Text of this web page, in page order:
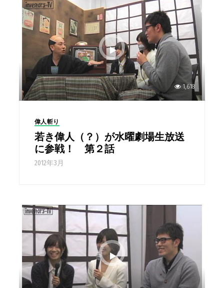
1,618
偉人斬り
若き偉人（？）が水曜劇場生放送
に参戦！ 第２話
2012年3月